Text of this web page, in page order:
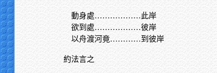
動身處………………此岸
欲到處………………彼岸
以舟渡河竟…………到彼岸
約法言之